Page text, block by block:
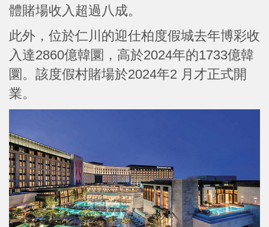
體賭場收入超過八成。
此外，位於仁川的迎仕柏度假城去年博彩收
入達2860億韓圜，高於2024年的1733億韓
圜。該度假村賭場於2024年2 月才正式開
業。